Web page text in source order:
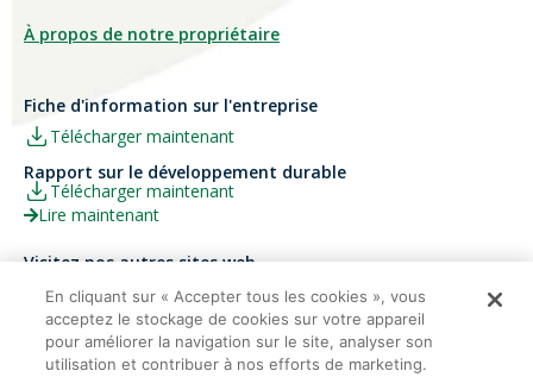
À propos de notre propriétaire
Fiche d'information sur l'entreprise
Télécharger maintenant
Rapport sur le développement durable
Télécharger maintenant
Lire maintenant
Visitez nos autres sites web
Carrières
Ariva
Papier Xerox® Canada
Xerox® Paper USA
En cliquant sur « Accepter tous les cookies », vous
acceptez le stockage de cookies sur votre appareil
pour améliorer la navigation sur le site, analyser son
utilisation et contribuer à nos efforts de marketing.